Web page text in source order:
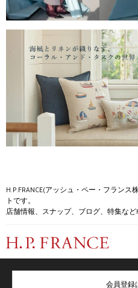
H.P.FRANCE(アッシュ・ペー・フラン
トです。
店舗情報、スナップ、ブログ、特集など
会員登録